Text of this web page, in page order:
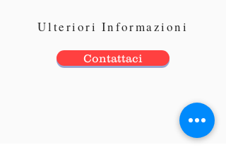
Ulteriori Informazioni
Contattaci